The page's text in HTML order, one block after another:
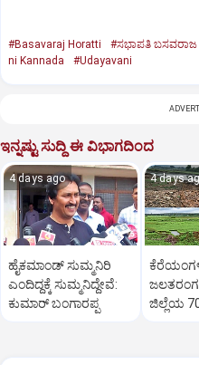
#Basavaraj Horatti #ಸಭಾಪತಿ ಬಸವರಾಜ
ni Kannada
#Udayavani
ಇನ್ನಷ್ಟು ಸುದ್ದಿ ಈ ವಿಭಾಗದಿಂದ
4 days ago
ಹೈಕಮಾಂಡ್ ಸುಮ್ಮನಿರಿ
ಎಂದಿದ್ದಕ್ಕೆ ಸುಮ್ಮನಿದ್ದೇವೆ:
ಕುಮಾರ್ ಬಂಗಾರಪ್ಪ
4 days
ಜಿಲ್ಲೆಯ